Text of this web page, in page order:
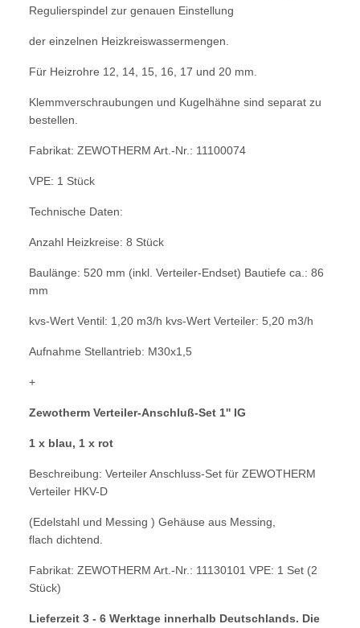
Regulierspindel zur genauen Einstellung
der einzelnen Heizkreiswassermengen.
Für Heizrohre 12, 14, 15, 16, 17 und 20 mm.
Klemmverschraubungen und Kugelhähne sind separat zu
bestellen.
Fabrikat: ZEWOTHERM Art.-Nr.: 11100074
VPE: 1 Stück
Technische Daten:
Anzahl Heizkreise: 8 Stück
Baulänge: 520 mm (inkl. Verteiler-Endset) Bautiefe ca.: 86
mm
kvs-Wert Ventil: 1,20 m3/h kvs-Wert Verteiler: 5,20 m3/h
Aufnahme Stellantrieb: M30x1,5
+
Zewotherm Verteiler-Anschluß-Set 1'' IG
1 x blau, 1 x rot
Beschreibung: Verteiler Anschluss-Set für ZEWOTHERM
Verteiler HKV-D
(Edelstahl und Messing ) Gehäuse aus Messing,
flach dichtend.
Fabrikat: ZEWOTHERM Art.-Nr.: 11130101 VPE: 1 Set (2
Stück)
Lieferzeit 3 - 6 Werktage innerhalb Deutschlands. Die